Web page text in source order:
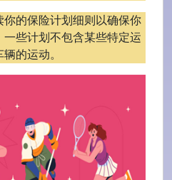
的保险计划细则以确保你
些计划不包含某些特定运
的运动。